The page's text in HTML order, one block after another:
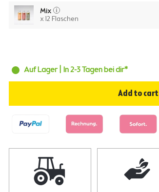
Mix
x 12 Flaschen
Auf Lager | In 2-3 Tagen bei dir*
Add to cart